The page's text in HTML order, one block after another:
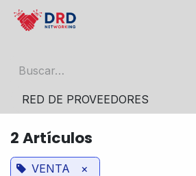
Ir al contenido
RED DE PROVEEDORES
2 Artículos
VENTA ×